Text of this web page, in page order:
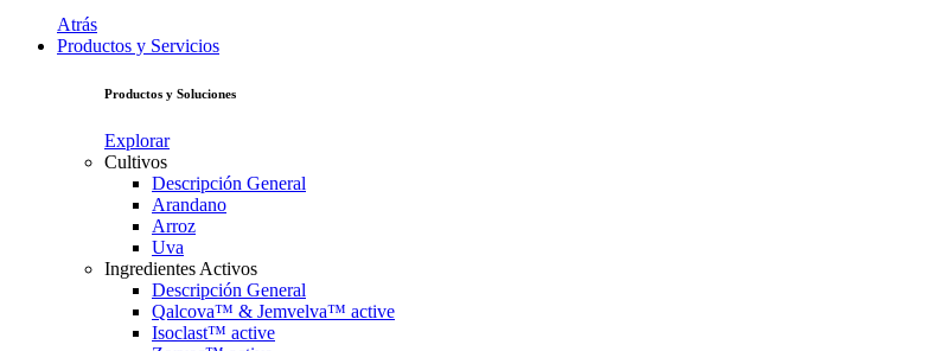
Atrás
Productos y Servicios
Productos y Soluciones
Explorar
Cultivos
Descripción General
Arandano
Arroz
Uva
Ingredientes Activos
Descripción General
Qalcova™ & Jemvelva™ active
Isoclast™ active